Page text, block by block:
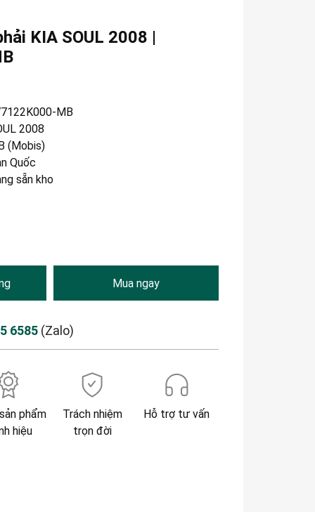
KIA SOUL 2008 |
MB
2008
(Mobis)
Quốc
sẵn kho
Mua ngay
6585 (Zalo)
phẩm
hiệu
Trách nhiệm
trọn đời
Hỗ trợ tư vấn